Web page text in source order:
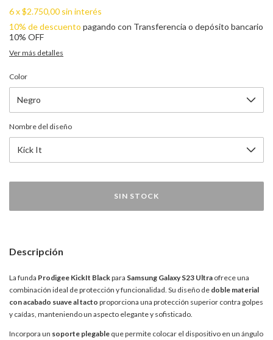
6x$2.750,00 sin interés
10% de descuento pagando con Transferencia o depósito bancario
10% OFF
Ver más detalles
Color
Nombre del diseño
Descripción
La funda Prodigee KickIt Blackpara Samsung Galaxy S23 Ultra ofrece una
combinación ideal de protección y funcionalidad. Su diseño de doble material
con acabado suave al tacto proporciona una protección superior contra golpes
y caídas, manteniendo un aspecto elegante y sofisticado.
Incorpora un soporte plegable que permite colocar el dispositivo en un ángulo